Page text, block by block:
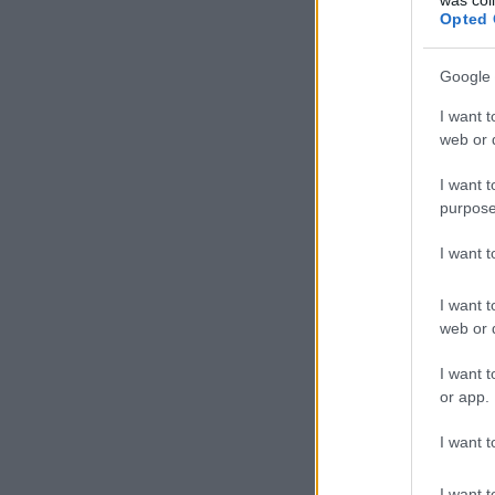
Opted
Google
I want
web or
I want
I want
I want
web or
I want
or app.
I want